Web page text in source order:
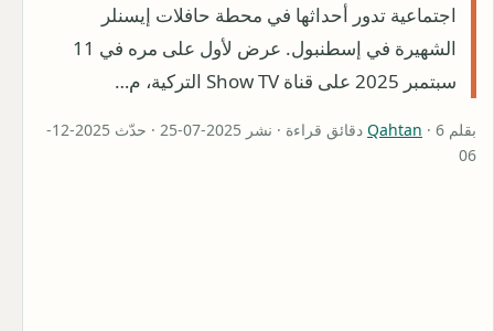
اجتماعية تدور أحداثها في محطة حافلات إيسنلر
الشهيرة في إسطنبول. عرض لأول على مره في 11
سبتمبر 2025 على قناة Show TV التركية، م…
بقلم Qahtan
· 6 دقائق قراءة · نشر 2025-07-25 · حدّث 2025-12-
06